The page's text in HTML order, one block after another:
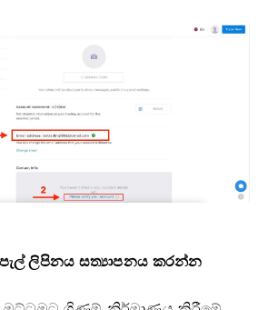
ලිපිනය සත්‍යාපනය කරන්න